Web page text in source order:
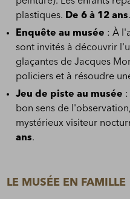
plastiques. De 6 à 12 ans.
Enquête au musée : À
sont invités à découvrir
glaçantes de Jacques
policiers et à résoudre
Jeu de piste au musée :
bon sens de
mystérieux visiteur
ans.
LE MUSÉE EN FAMILLE